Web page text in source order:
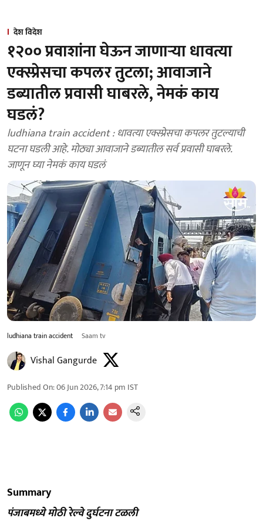
देश विदेश
१२०० प्रवाशांना घेऊन जाणाऱ्या धावत्या
एक्स्प्रेसचा कपलर तुटला; आवाजाने
डब्यातील प्रवासी घाबरले, नेमकं काय
घडलं?
ludhiana train accident : धावत्या एक्स्प्रेसचा कपलर तुटल्याची
घटना घडली आहे. मोठ्या आवाजाने डब्यातील सर्व प्रवासी घाबरले.
जाणून घ्या नेमकं काय घडलं
ludhiana train accident Saam tv
Vishal Gangurde
Published On:06 Jun 2026, 7:14 pm IST
Summary
पंजाबमध्ये मोठी रेल्वे दुर्घटना टळली